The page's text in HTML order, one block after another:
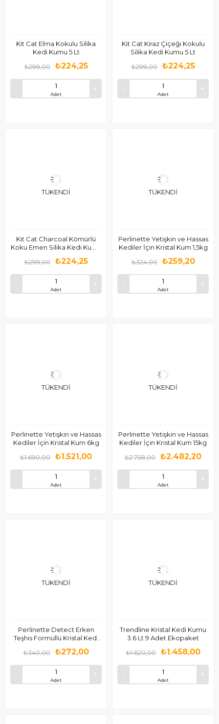
Kit Cat Elma Kokulu Silika
Kedi Kumu 5 Lt
Adet
₺224,25
₺299,00
Kit Cat Kiraz Çiçeği Kokulu
Silika Kedi Kumu 5 Lt
Adet
₺224,25
₺299,00
TÜKENDI
Kit Cat Charcoal Kömürlü
Koku Emen Silika Kedi Kumu
Adet
₺224,25
₺299,00
TÜKENDI
Perlinette Yetişkin ve Hassas
Kediler İçin Kristal Kum 1,5kg
Adet
₺259,20
₺324,00
TÜKENDI
Perlinette Yetişkin ve Hassas
Kediler İçin Kristal Kum 6kg
Adet
₺1.521,00
₺1.690,00
TÜKENDI
Perlinette Yetişkin ve Hassas
Kediler İçin Kristal Kum 15kg
Adet
₺2.482,20
₺2.758,00
TÜKENDI
Perlinette Detect Erken
Teşhis Formüllü Kristal Kedi
Adet
₺272,00
₺340,00
TÜKENDI
Trendline Kristal Kedi Kumu
3.6 Lt 9 Adet Ekopaket
Adet
₺1.458,00
₺1.620,00